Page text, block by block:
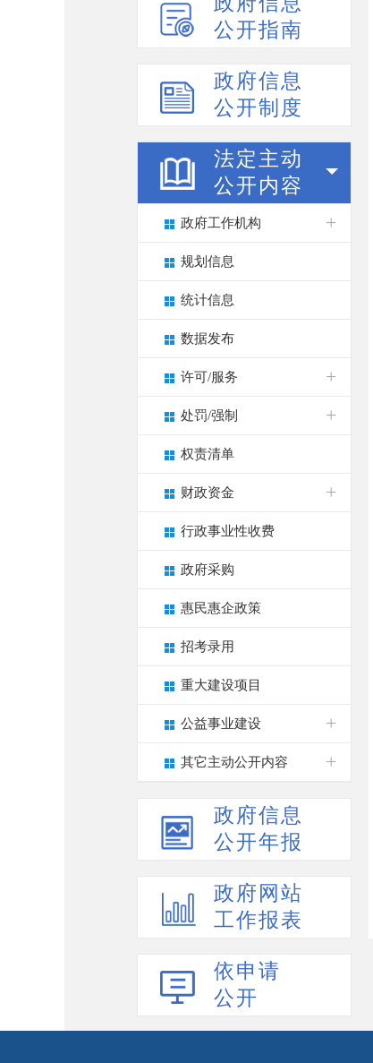
公开指南
政府信息
公开制度
法定主动
公开内容
政府工作机构
规划信息
统计信息
数据发布
许可/服务
处罚/强制
权责清单
财政资金
行政事业性收费
政府采购
惠民惠企政策
招考录用
重大建设项目
公益事业建设
其它主动公开内容
政府信息
公开年报
政府网站
工作报表
依申请
公开